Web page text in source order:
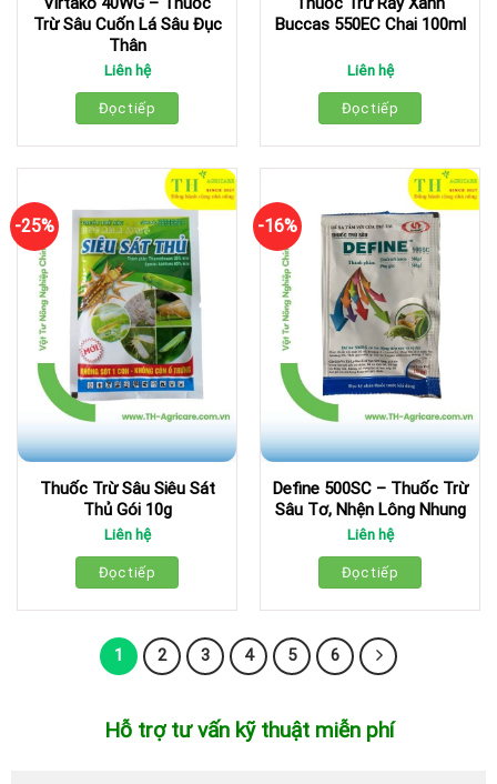
Trừ Sâu Cuốn Lá Sâu Đục
Thân
Liên hệ
Đọc tiếp
Buccas 550EC Chai 100ml
Liên hệ
Đọc tiếp
-25%
Thuốc Trừ Sâu Siêu Sát
Thủ Gói 10g
Liên hệ
Đọc tiếp
-16%
Define 500SC – Thuốc Trừ
Sâu Tơ, Nhện Lông Nhung
Liên hệ
Đọc tiếp
1 2 3 4 5 6
Hỗ trợ tư vấn kỹ thuật miễn phí